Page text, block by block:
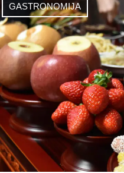
GASTRONOMIJA